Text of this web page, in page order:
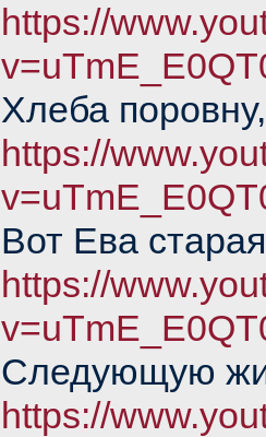
https://
Хлеба
https://
Вот Ева
https://
Следующую
https://